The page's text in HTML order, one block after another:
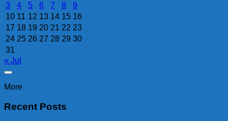
3
4 5 6 7 8
9
10 11 12 13 14 15 16
17 18 19 20 21 22 23
24 25 26 27 28 29 30
31
« Jul
More
Recent Posts